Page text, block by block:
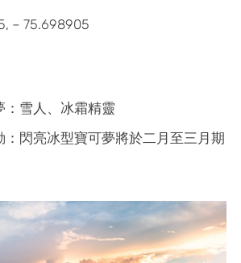
– 75.698905
：雪人、冰霜精靈
：閃亮冰型寶可夢將於二月至三月期